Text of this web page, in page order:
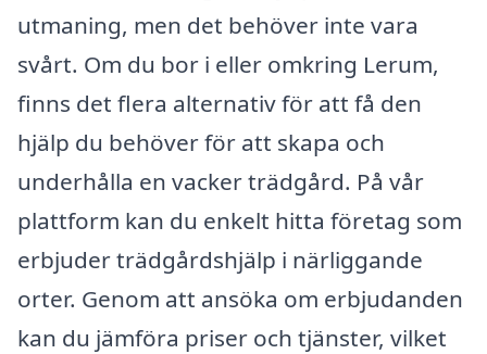
utmaning, men det behöver inte vara
svårt. Om du bor i eller omkring Lerum,
finns det flera alternativ för att få den
hjälp du behöver för att skapa och
underhålla en vacker trädgård. På vår
plattform kan du enkelt hitta företag som
erbjuder trädgårdshjälp i närliggande
orter. Genom att ansöka om erbjudanden
kan du jämföra priser och tjänster, vilket